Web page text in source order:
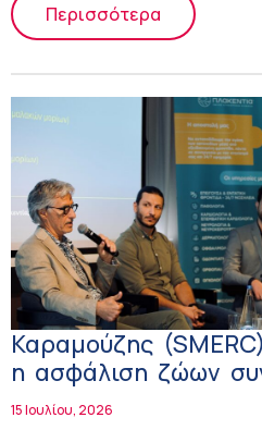
Περισσότερα
Καραμούζης
η ασφάλιση ζώων
μπουν και άλλες
15 Ιουλίου, 2026